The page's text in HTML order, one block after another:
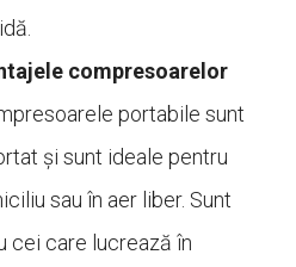
compresoarelor
portabile sunt
și sunt ideale pentru
sau în aer liber. Sunt
cei care lucrează în